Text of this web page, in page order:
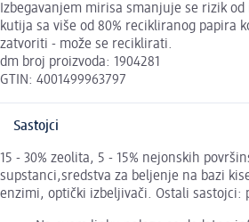
Izbegavanjem mirisa smanjuje se rizik
kutija sa više od 80% recikliranog papira
zatvoriti - može se reciklirati.
dm broj proizvoda: 1904281
GTIN: 4001499963797
Sastojci
15 - 30% zeolita, 5 - 15% nejonskih
supstanci,sredstva za beljenje na bazi
enzimi, optički izbeljivači. Ostali sastojci: